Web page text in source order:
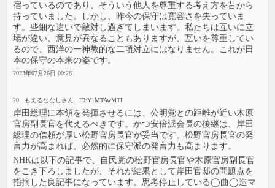
宿っているのであり、そういう他人を尊重する考え方を昔から
持っていました。しかし、昨今の保守は寛容さを失っていま
す。些細な違いで敵対し過ぎてしまいます。私たちは互いに立
場が違い、意見が異なることもありますが、互いを尊重してい
るので、西洋の一神教的な二項対立にはなりません。これが日
本の保守の本来の姿です。
2023年07月26日 00:28
20. もえるななしさん. ID:Y1MTAwMTI
岸田総理に本領を発揮させるには、公明党との距離が近い木原
官房副長官を代えるべきです。かつ安倍派会長の後継は、岸田
総理の信頼が厚い松野官房長官が妥当です。松野官房長官の発
言力が高まれば、必然的に保守派の発言力も高まります。
NHKは以下の記事で、自民党の松野官房長官や木原官房副長官
をこき下ろしましたが、それが結果として岸田官邸の問題点を
指摘した良記事になっています。思考停止している◯曲◯造マ